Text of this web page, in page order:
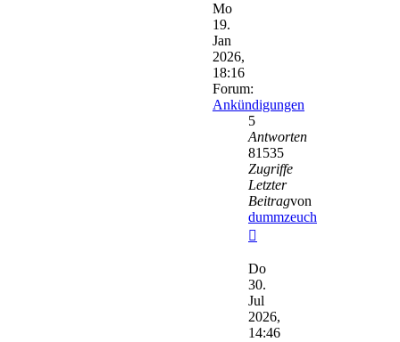
Mo
19.
Jan
2026,
18:16
Forum:
Ankündigungen
5
Antworten
81535
Zugriffe
Letzter
Beitragvon
dummzeuch
Beitrag
Do
30.
Jul
2026,
14:46